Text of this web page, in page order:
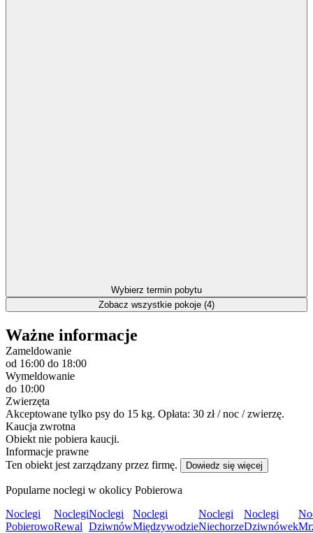
Wybierz termin pobytu
Zobacz wszystkie pokoje (4)
Ważne informacje
Zameldowanie
od 16:00 do 18:00
Wymeldowanie
do 10:00
Zwierzęta
Akceptowane tylko psy do 15 kg. Opłata: 30 zł / noc / zwierzę.
Kaucja zwrotna
Obiekt nie pobiera kaucji.
Informacje prawne
Ten obiekt jest zarządzany przez firmę.
Dowiedz się więcej
Popularne noclegi w okolicy Pobierowa
Noclegi
Pobierowo
Noclegi
Rewal
Noclegi
Dziwnów
Noclegi
Międzywodzie
Noclegi
Niechorze
Noclegi
Dziwnówek